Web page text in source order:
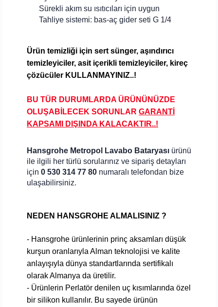
Sürekli akım su ısıtıcıları için uygun
Tahliye sistemi: bas-aç gider seti G 1/4
Ürün temizliği için sert sünger, aşındırıcı
temizleyiciler, asit içerikli temizleyiciler, kireç
çözücüler KULLANMAYINIZ..!
BU TÜR DURUMLARDA ÜRÜNÜNÜZDE
OLUŞABİLECEK SORUNLAR GARANTİ
KAPSAMI DIŞINDA KALACAKTIR..!
Hansgrohe Metropol Lavabo Bataryası ürünü
ile ilgili her türlü sorularınız ve sipariş detayları
için 0 530 314 77 80 numaralı telefondan bize
ulaşabilirsiniz.
NEDEN HANSGROHE ALMALISINIZ ?
- Hansgrohe ürünlerinin prinç aksamları düşük
kurşun oranlarıyla Alman teknolojisi ve kalite
anlayışıyla dünya standartlarında sertifikalı
olarak Almanya da üretilir.
- Ürünlerin Perlatör denilen uç kısımlarında özel
bir silikon kullanılır. Bu sayede ürünün